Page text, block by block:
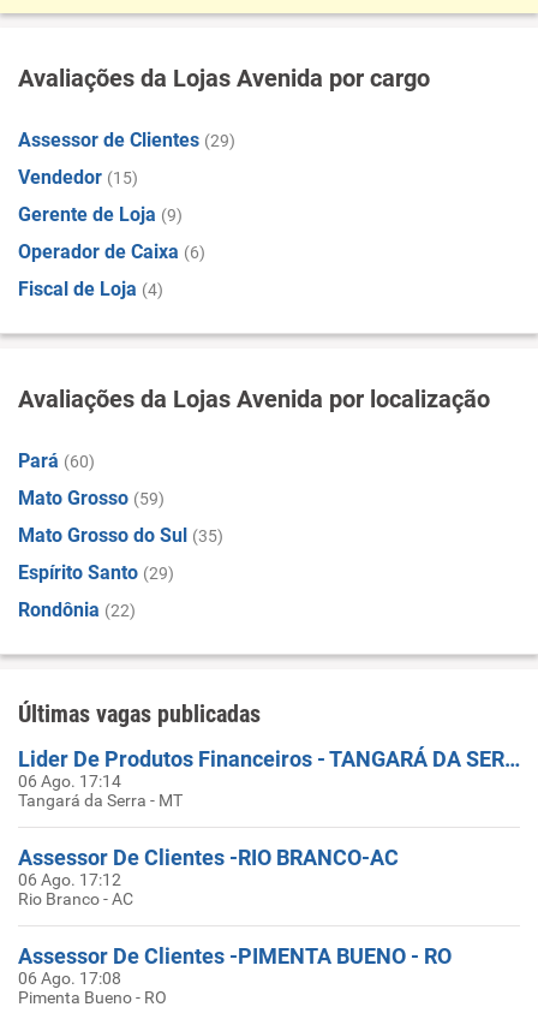
Avaliações da Lojas Avenida por cargo
Assessor de Clientes (29)
Vendedor (15)
Gerente de Loja (9)
Operador de Caixa (6)
Fiscal de Loja (4)
Avaliações da Lojas Avenida por localização
Pará (60)
Mato Grosso (59)
Mato Grosso do Sul (35)
Espírito Santo (29)
Rondônia (22)
Últimas vagas publicadas
Lider De Produtos Financeiros - TANGARÁ DA SERRA-MT
06 Ago. 17:14
Tangará da Serra - MT
Assessor De Clientes -RIO BRANCO-AC
06 Ago. 17:12
Rio Branco - AC
Assessor De Clientes -PIMENTA BUENO - RO
06 Ago. 17:08
Pimenta Bueno - RO